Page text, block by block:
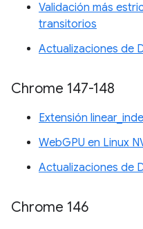
Validación más
transitorios
Actualizaciones de
Chrome 147-148
Extensión
WebGPU en Linux
Actualizaciones de
Chrome 146